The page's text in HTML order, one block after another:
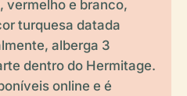
vermelho e branco,
turquesa datada
alberga 3
dentro do Hermitage.
online e é